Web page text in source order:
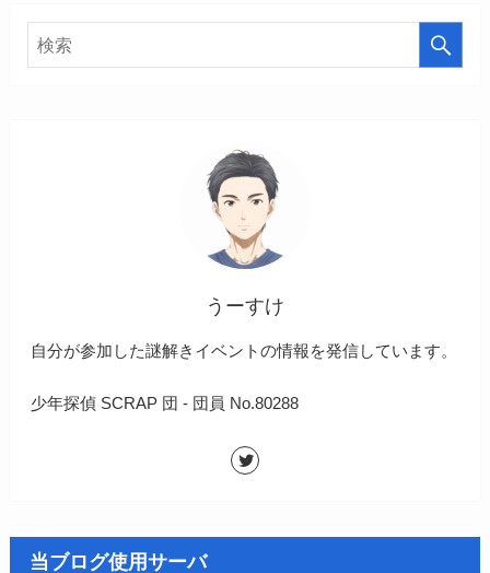
うーすけ
自分が参加した謎解きイベントの情報を発信しています。
少年探偵 SCRAP 団 - 団員 No.80288
当ブログ使用サーバ